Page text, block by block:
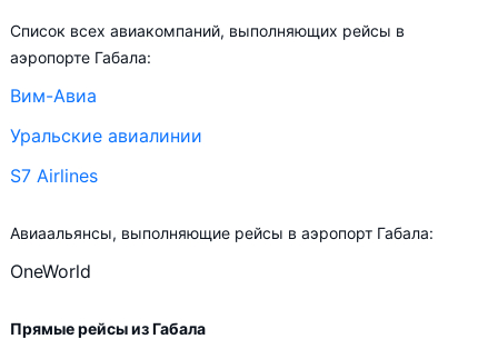
Список всех авиакомпаний, выполняющих рейсы в
аэропорте Габала:
Вим-Авиа
Уральские авиалинии
S7 Airlines
Авиаальянсы, выполняющие рейсы в аэропорт Габала:
OneWorld
Прямые рейсы из Габала